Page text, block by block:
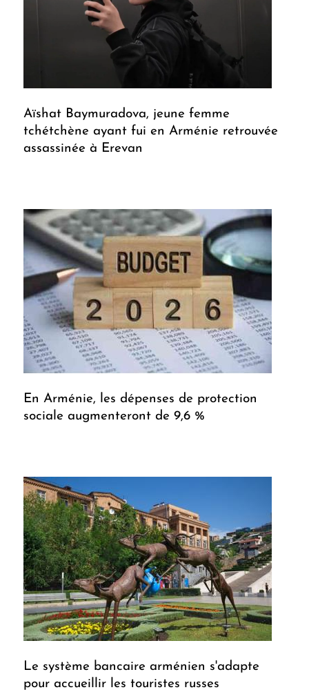
Aïshat Baymuradova, jeune femme
tchétchène ayant fui en Arménie retrouvée
assassinée à Erevan
En Arménie, les dépenses de protection
sociale augmenteront de 9,6 %
Le système bancaire arménien s'adapte
pour accueillir les touristes russes